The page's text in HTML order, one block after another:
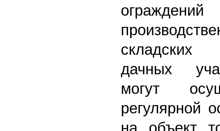
дачных
могут
регулярной